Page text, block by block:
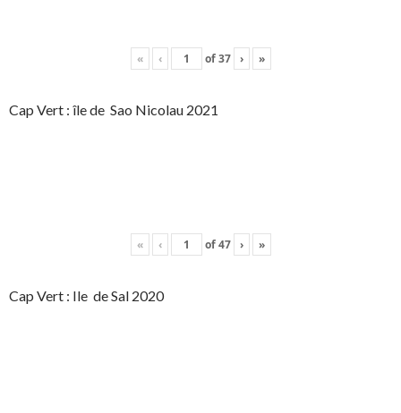
« ‹ of37 › »
Cap Vert : île de Sao Nicolau 2021
« ‹ of47 › »
Cap Vert : Ile de Sal 2020